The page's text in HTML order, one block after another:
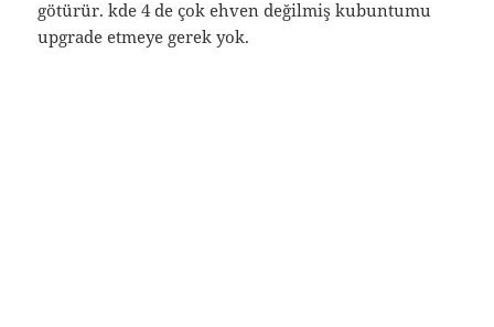
götürür. kde 4 de çok ehven değilmiş kubuntumu
upgrade etmeye gerek yok.